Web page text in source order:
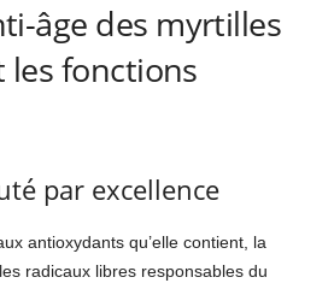
âge des myrtilles
les fonctions
par excellence
antioxydants qu’elle contient, la
radicaux libres responsables du